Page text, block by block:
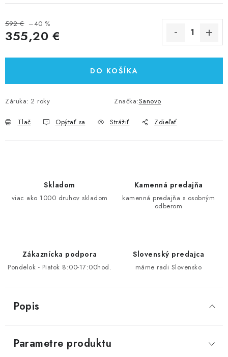
592 € –40 %
355,20 €
DO KOŠÍKA
Záruka: 2 roky Značka:Sanovo
Tlač Opýtať sa Strážiť Zdieľať
Skladom
viac ako 1000 druhov skladom
Kamenná predajňa
kamenná predajňa s osobným
odberom
Zákaznícka podpora
Pondelok - Piatok 8:00-17:00hod.
Slovenský predajca
máme radi Slovensko
Popis
Parametre produktu